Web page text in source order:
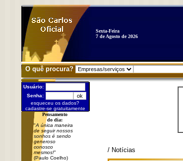
Sexta-Feira
7 de Agosto de 2026
O quê procura?
Usuário:
Senha:
esqueceu os dados?
cadastre-se gratuitamente
Pensamento
do dia:
"A única maneira
de seguir nossos
sonhos é sendo
generoso
conosco
mesmos!"
(Paulo Coelho)
/ Notícias